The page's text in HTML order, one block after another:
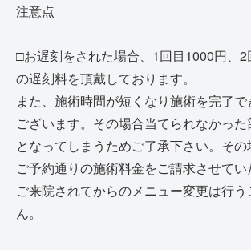
注意点
□お遅刻をされた場合、1回目1000円、
の遅刻料を頂戴しております。
また、施術時間が短くなり施術を完了
ございます。その場合当てられなかっ
となってしまうためご了承下さい。そ
ご予約通りの施術料金をご請求させてい
ご来院されてからのメニュー変更は行
ん。